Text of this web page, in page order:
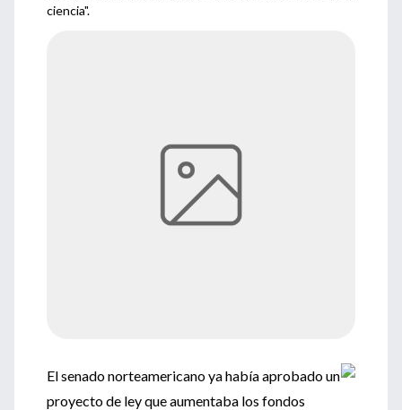
ciencia".
El senado norteamericano ya había aprobado un
proyecto de ley que aumentaba los fondos